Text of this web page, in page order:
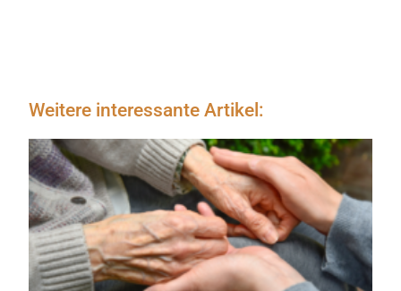
Weitere interessante Artikel: